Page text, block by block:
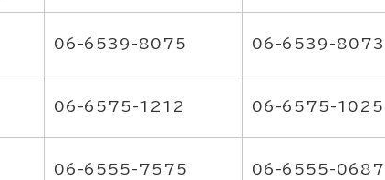
06-6539-8075 06-6539-8073
06-6575-1212 06-6575-1025
06-6555-7575 06-6555-0687